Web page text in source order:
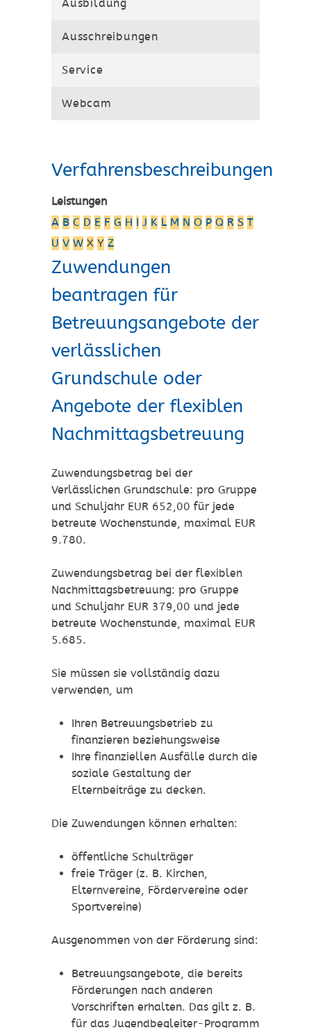
Ausbildung
Ausschreibungen
Service
Webcam
Verfahrensbeschreibungen
Leistungen
A B C D E F G H I J K L M N O P Q R S T
U V W X Y Z
Zuwendungen
beantragen für
Betreuungsangebote der
verlässlichen
Grundschule oder
Angebote der flexiblen
Nachmittagsbetreuung
Zuwendungsbetrag bei der
Verlässlichen Grundschule: pro Gruppe
und Schuljahr EUR 652,00 für jede
betreute Wochenstunde, maximal EUR
9.780.
Zuwendungsbetrag bei der flexiblen
Nachmittagsbetreuung: pro Gruppe
und Schuljahr EUR 379,00 und jede
betreute Wochenstunde, maximal EUR
5.685.
Sie müssen sie vollständig dazu
verwenden, um
Ihren Betreuungsbetrieb zu
finanzieren beziehungsweise
Ihre finanziellen Ausfälle durch die
soziale Gestaltung der
Elternbeiträge zu decken.
Die Zuwendungen können erhalten:
öffentliche Schulträger
freie Träger (z. B. Kirchen,
Elternvereine, Fördervereine oder
Sportvereine)
Ausgenommen von der Förderung sind:
Betreuungsangebote, die bereits
Förderungen nach anderen
Vorschriften erhalten. Das gilt z. B.
für das Jugendbegleiter-Programm